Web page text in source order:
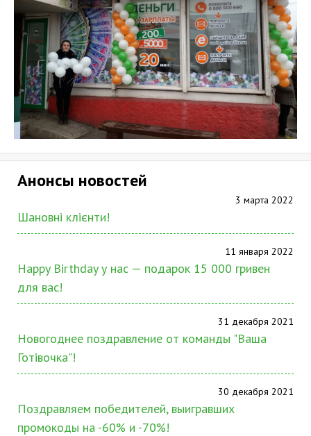
Анонсы новостей
3 марта 2022
Шановні клієнти!
11 января 2022
Happy Birthday у нас — подарок 15 000 гривен
для вас!
31 декабря 2021
Новогоднее поздравление от команды "Ваша
Готівочка"!
30 декабря 2021
Поздравляем победителей, выигравших
промокоды на -60% и -70%!